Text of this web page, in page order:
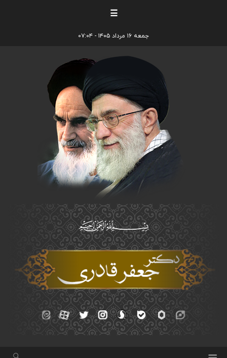
☰
جمعه ۱۶ مرداد ۱۴۰۵ - ۰۷:۰۴